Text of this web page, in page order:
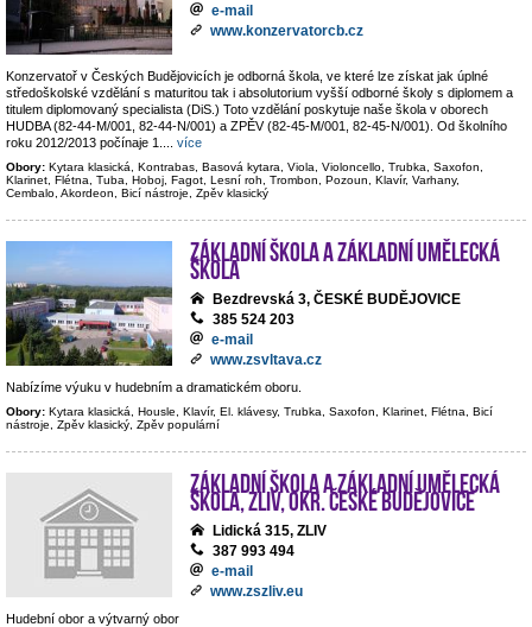
e-mail
www.konzervatorcb.cz
Konzervatoř v Českých Budějovicích je odborná škola, ve které lze získat jak úplné
středoškolské vzdělání s maturitou tak i absolutorium vyšší odborné školy s diplomem a
titulem diplomovaný specialista (DiS.) Toto vzdělání poskytuje naše škola v oborech
HUDBA (82-44-M/001, 82-44-N/001) a ZPĚV (82-45-M/001, 82-45-N/001). Od školního
roku 2012/2013 počínaje 1.
více
Obory: Kytara klasická, Kontrabas, Basová kytara, Viola, Violoncello, Trubka, Saxofon,
Klarinet, Flétna, Tuba, Hoboj, Fagot, Lesní roh, Trombon, Pozoun, Klavír, Varhany,
Cembalo, Akordeon, Bicí nástroje, Zpěv klasický
Základní škola a základní umělecká
škola
Bezdrevská 3, ČESKÉ BUDĚJOVICE
385 524 203
e-mail
www.zsvltava.cz
Nabízíme výuku v hudebním a dramatickém oboru.
Obory: Kytara klasická, Housle, Klavír, El. klávesy, Trubka, Saxofon, Klarinet, Flétna, Bicí
nástroje, Zpěv klasický, Zpěv populární
Základní škola a Základní umělecká
škola, Zliv, okr. České Budějovice
Lidická 315, ZLIV
387 993 494
e-mail
www.zszliv.eu
Hudební obor a výtvarný obor